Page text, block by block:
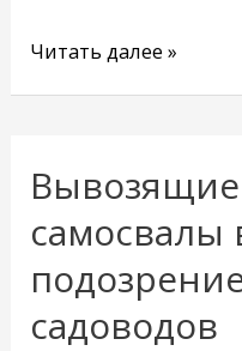
Читать далее »
самосвалы
садоводов
Вывозящие
самосвалы
вызвали
подозрение